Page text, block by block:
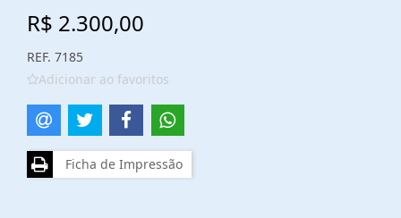
R$ 2.300,00
REF. 7185
Adicionar ao favoritos
Ficha de Impressão